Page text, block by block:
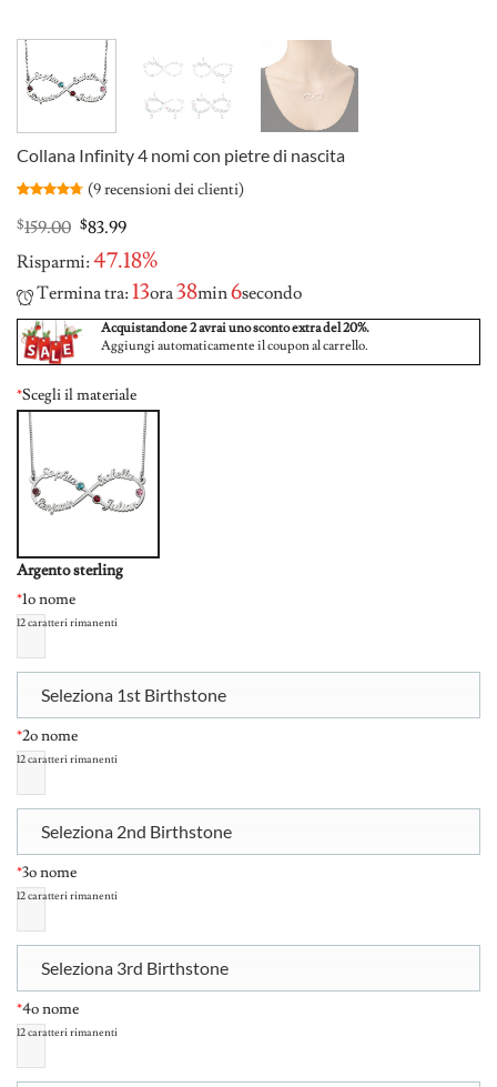
Collana Infinity 4 nomi con pietre di nascita
4.67su 5
su base di
(9recensioni dei clienti)
$159.00 Original
was:
$159.00.
$83.99Current
is:
$83.99.
Risparmi:47.18%
Termina tra:13ora38min5secondo
Acquistandone 2 avrai uno sconto extra del 20%.
Aggiungi automaticamente il coupon al carrello.
*Scegli il materiale
Argento sterling
*1o nome
12caratteri rimanenti
Seleziona 1st Birthstone
*2o nome
12caratteri rimanenti
Seleziona 2nd Birthstone
*3o nome
12caratteri rimanenti
Seleziona 3rd Birthstone
*4o nome
12caratteri rimanenti